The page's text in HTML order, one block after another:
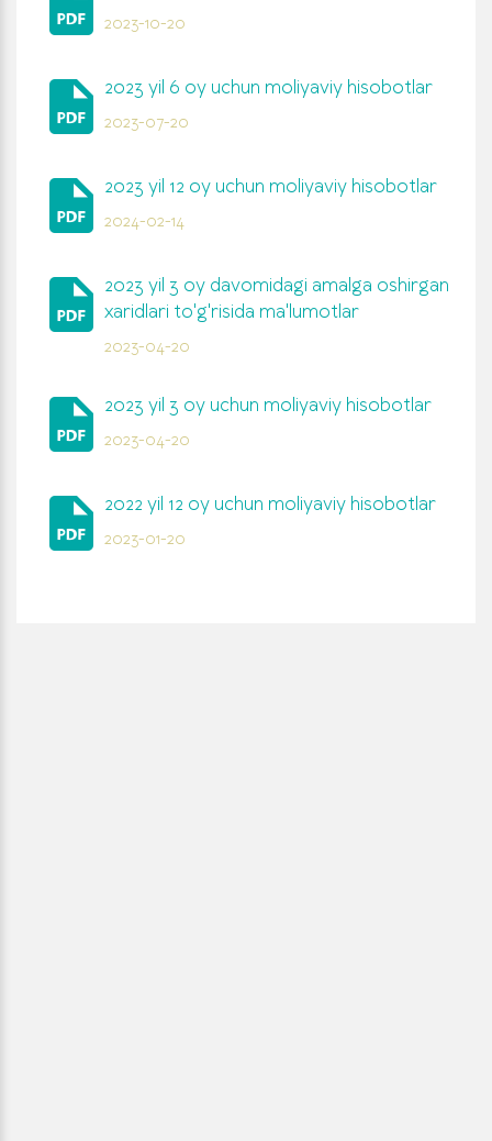
2023-10-20
2023 yil 6 oy uchun moliyaviy hisobotlar
2023-07-20
2023 yil 12 oy uchun moliyaviy hisobotlar
2024-02-14
2023 yil 3 oy davomidagi amalga oshirgan
xaridlari to'g'risida ma'lumotlar
2023-04-20
2023 yil 3 oy uchun moliyaviy hisobotlar
2023-04-20
2022 yil 12 oy uchun moliyaviy hisobotlar
2023-01-20